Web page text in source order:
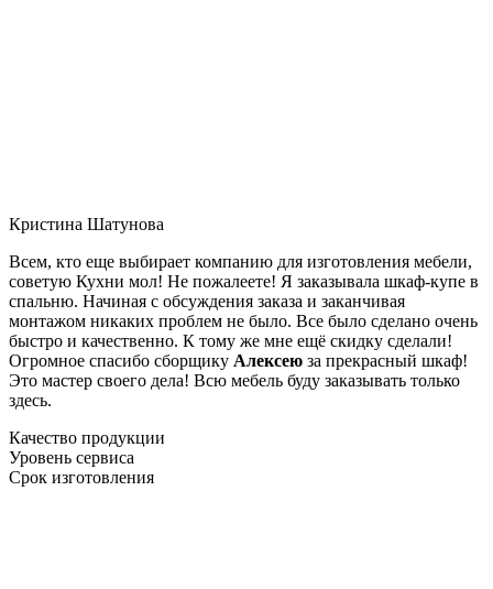
Кристина Шатунова
Всем, кто еще выбирает компанию для изготовления мебели,
советую Кухни мол! Не пожалеете! Я заказывала шкаф-купе в
спальню. Начиная с обсуждения заказа и заканчивая
монтажом никаких проблем не было. Все было сделано очень
быстро и качественно. К тому же мне ещё скидку сделали!
Огромное спасибо сборщику Алексею за прекрасный шкаф!
Это мастер своего дела! Всю мебель буду заказывать только
здесь.
Качество продукции
Уровень сервиса
Срок изготовления